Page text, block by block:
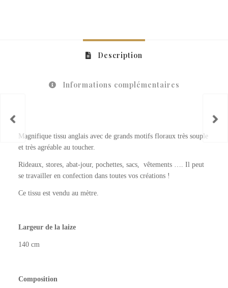
Description
Informations complémentaires
Magnifique tissu anglais avec de grands motifs floraux très souple
et très agréable au toucher.
Rideaux, stores, abat-jour, pochettes, sacs, vêtements …. Il peut
se travailler en confection dans toutes vos créations !
Ce tissu est vendu au mètre.
Largeur de la laize
140 cm
Composition